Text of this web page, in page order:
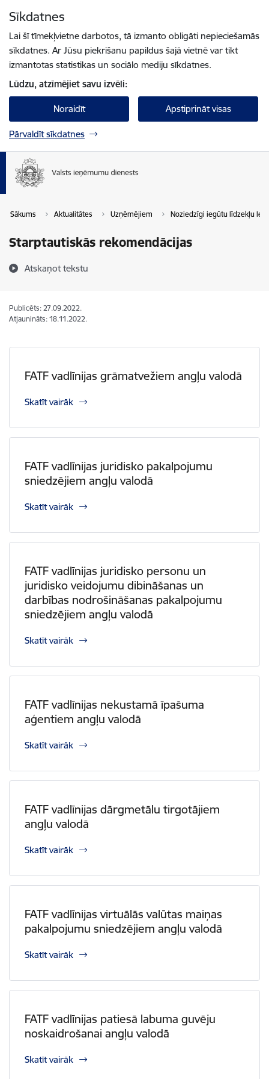
Sīkdatnes
Lai šī tīmekļvietne darbotos, tā izmanto obligāti nepieciešamās
sīkdatnes. Ar Jūsu piekrišanu papildus šajā vietnē var tikt
izmantotas statistikas un sociālo mediju sīkdatnes.
Lūdzu, atzīmējiet savu izvēli:
Noraidīt Apstiprināt visas
Pārvaldīt sīkdatnes
Sākums Aktualitātes Uzņēmējiem Noziedzīgi iegūtu līdzekļu
Starptautiskās rekomendācijas
Atskaņot tekstu
Publicēts: 27.09.2022.
Atjaunināts: 18.11.2022.
FATF vadlīnijas grāmatvežiem angļu valodā
Skatīt vairāk
FATF vadlīnijas juridisko pakalpojumu
sniedzējiem angļu valodā
Skatīt vairāk
FATF vadlīnijas juridisko personu un
juridisko veidojumu dibināšanas un
darbības nodrošināšanas pakalpojumu
sniedzējiem angļu valodā
Skatīt vairāk
FATF vadlīnijas nekustamā īpašuma
aģentiem angļu valodā
Skatīt vairāk
FATF vadlīnijas dārgmetālu tirgotājiem
angļu valodā
Skatīt vairāk
FATF vadlīnijas virtuālās valūtas maiņas
pakalpojumu sniedzējiem angļu valodā
Skatīt vairāk
FATF vadlīnijas patiesā labuma guvēju
noskaidrošanai angļu valodā
Skatīt vairāk